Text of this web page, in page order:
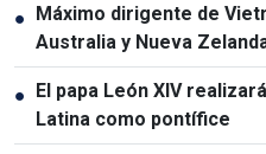
● Máximo dirigente de
Australia y Nueva
● El papa León XIV
Latina como pontífice